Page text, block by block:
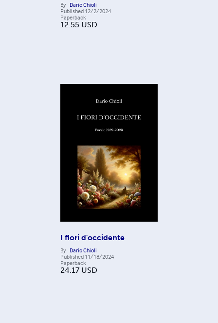
By Dario Chioli
Published 12/2/2024
Paperback
12.55 USD
I fiori d'occidente
By Dario Chioli
Published 11/18/2024
Paperback
24.17 USD